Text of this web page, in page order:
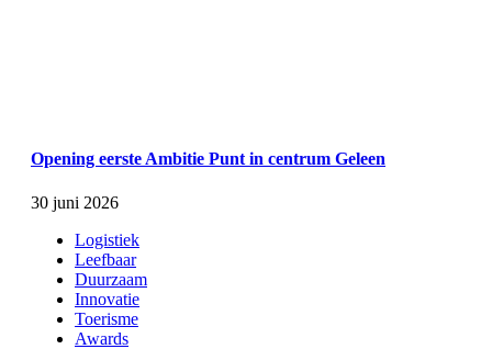
Opening eerste Ambitie Punt in centrum Geleen
30 juni 2026
Logistiek
Leefbaar
Duurzaam
Innovatie
Toerisme
Awards